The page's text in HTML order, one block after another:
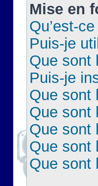
Mise en
Qu’est-
Puis-je
Que sont
Puis-je
Que sont
Que sont
Que sont
Que sont
Que sont